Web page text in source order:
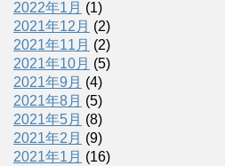
2022年1月 (1)
2021年12月 (2)
2021年11月 (2)
2021年10月 (5)
2021年9月 (4)
2021年8月 (5)
2021年5月 (8)
2021年2月 (9)
2021年1月 (16)